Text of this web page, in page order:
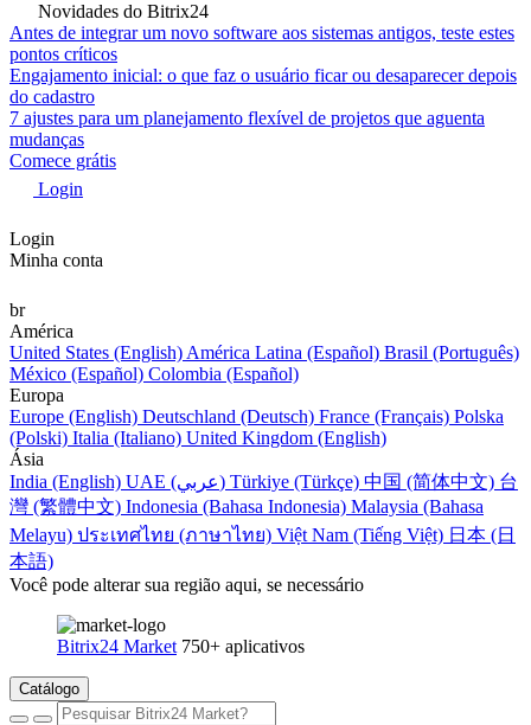
Novidades do Bitrix24
Antes de integrar um novo software aos sistemas antigos, teste estes
pontos críticos
Engajamento inicial: o que faz o usuário ficar ou desaparecer depois
do cadastro
7 ajustes para um planejamento flexível de projetos que aguenta
mudanças
Comece grátis
Login
Login
Minha conta
br
América
United States (English) América Latina (Español) Brasil (Português)
México (Español) Colombia (Español)
Europa
Europe (English) Deutschland (Deutsch) France (Français) Polska
(Polski) Italia (Italiano) United Kingdom (English)
Ásia
India (English)
UAE (عربي) Türkiye (Türkçe) 中国 (简体中文) 台
灣 (繁體中文) Indonesia (Bahasa Indonesia) Malaysia (Bahasa
Melayu) ประเทศไทย (ภาษาไทย) Việt Nam (Tiếng Việt) 日本 (日
本語)
Você pode alterar sua região aqui, se necessário
Bitrix24 Market 750+ aplicativos
Catálogo